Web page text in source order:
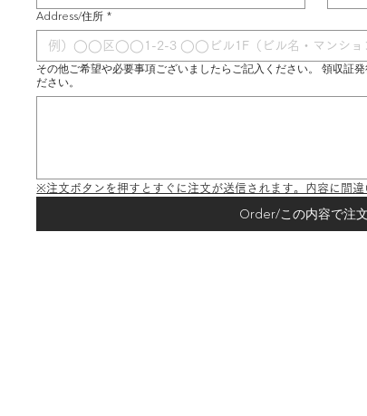
Address/住所 *
その他ご希望や必要事項ございましたらご記入ください。 領収証
ださい。
※注文ボタンを押すとすぐに注文が送信されます。内容に間違
Order/この内容で注